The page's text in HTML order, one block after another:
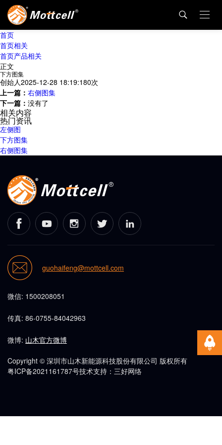
首页
首页相关
首页产品相关
正文
下方图集
创始人2025-12-28 18:19:180次
上一篇： 右侧图集
下一篇： 没有了
相关内容
热门资讯
左侧图
下方图集
右侧图集
guohaifeng@mottcell.com
微信: 1500208051
传真: 86-0755-84042963
微博: 山木官方微博
Copyright © 深圳市山木新能源科技股份有限公司 版权所有
粤ICP备2021161787号技术支持：三好网络